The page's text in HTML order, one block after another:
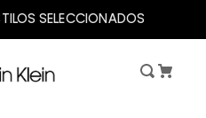
SELECCIONADOS